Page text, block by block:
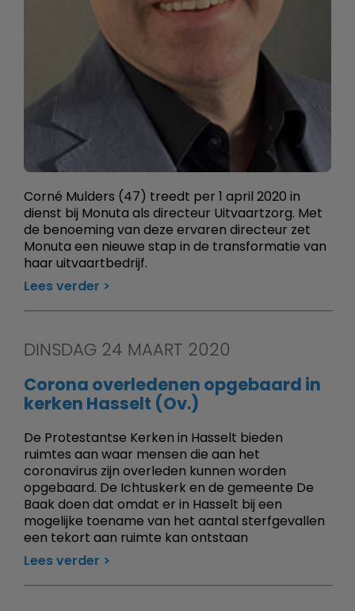
Corné Mulders (47) treedt per 1 april 2020 in
dienst bij Monuta als directeur Uitvaartzorg. Met
de benoeming van deze ervaren directeur zet
Monuta een nieuwe stap in de transformatie van
haar uitvaartbedrijf.
Lees verder
DINSDAG 24 MAART 2020
Corona overledenen opgebaard in
kerken Hasselt (Ov.)
De Protestantse Kerken in Hasselt bieden
ruimtes aan waar mensen die aan het
coronavirus zijn overleden kunnen worden
opgebaard. De Ichtuskerk en de gemeente De
Baak doen dat omdat er in Hasselt bij een
mogelijke toename van het aantal sterfgevallen
een tekort aan ruimte kan ontstaan
Lees verder